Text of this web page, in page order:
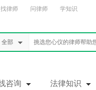
找律师 问律师 学知识
全部
咨询 法律知识